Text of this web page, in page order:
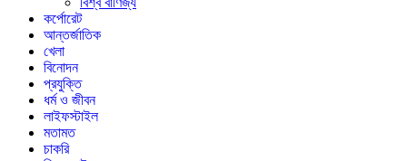
কর্পোরেট
আন্তর্জাতিক
খেলা
বিনোদন
প্রযুক্তি
ধর্ম ও জীবন
লাইফস্টাইল
মতামত
চাকরি